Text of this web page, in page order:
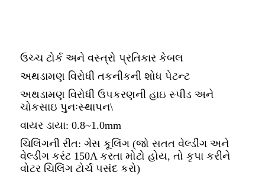
ઉચ્ચ ટોર્ક અને વસ્ત્રો પ્રતિકાર કેબલ
અથડામણ વિરોધી તકનીકની શોધ પેટન્ટ
અથડામણ વિરોધી ઉપકરણની હાઇ સ્પીડ અને
ચોકસાઇ પુનઃસ્થાપન\
વાયર ડાયા: 0.8~1.0mm
ચિલિંગની રીત: ગેસ કૂલિંગ (જો સતત વેલ્ડીંગ અને
વેલ્ડીંગ કરંટ 150A કરતા મોટો હોય, તો કૃપા કરીને
વોટર ચિલિંગ ટોર્ચ પસંદ કરો)